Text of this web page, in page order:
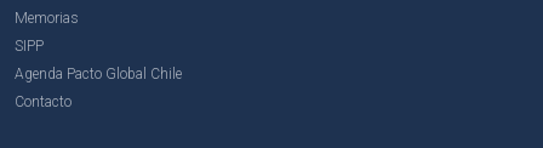
Memorias
SIPP
Agenda Pacto Global Chile
Contacto